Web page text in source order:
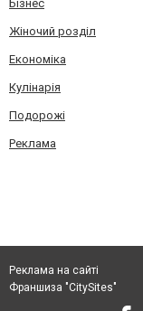
Бізнес
Жіночий розділ
Економіка
Кулінарія
Подорожі
Реклама
Реклама на сайті
Франшиза "CitySites"